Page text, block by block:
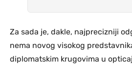
Za sada je, dakle, najprecizniji
nema novog visokog
diplomatskim krugovima u